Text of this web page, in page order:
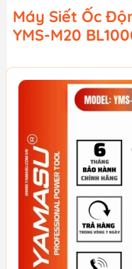
Máy Siết Ốc
YMS-M20